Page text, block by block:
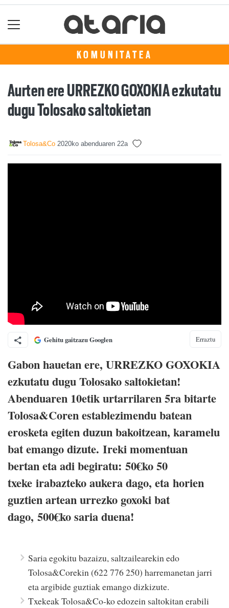
KOMUNITATEA
Aurten ere URREZKO GOXOKIA ezkutatu
dugu Tolosako saltokietan
Tolosa&Co 2020ko abenduaren 22a
Gehitu gaitzazu Googlen Erraztu
Gabon hauetan ere, URREZKO GOXOKIA
ezkutatu dugu Tolosako saltokietan!
Abenduaren 10etik urtarrilaren 5ra bitarte
Tolosa&Coren establezimendu batean
erosketa egiten duzun bakoitzean, karamelu
bat emango dizute. Ireki momentuan
bertan eta adi begiratu: 50€ko 50
txeke irabazteko aukera dago, eta horien
guztien artean urrezko goxoki bat
dago, 500€ko saria duena!
Saria egokitu bazaizu, saltzailearekin edo
Tolosa&Corekin (622 776 250) harremanetan jarri
eta argibide guztiak emango dizkizute.
Txekeak Tolosa&Co-ko edozein saltokitan erabili